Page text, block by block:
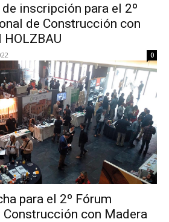
inscripción para el 2º
de Construcción con
HOLZBAU
0
para el 2º Fórum
con Madera